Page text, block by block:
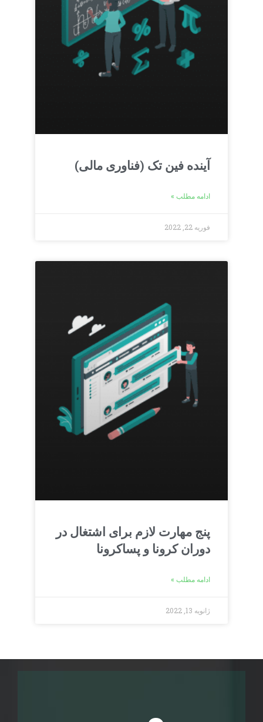
آینده فین تک (فناوری مالی)
ادامه مطلب »
فوریه 22, 2022
پنج مهارت لازم برای اشتغال در
دوران کرونا و پساکرونا
ادامه مطلب »
ژانویه 13, 2022